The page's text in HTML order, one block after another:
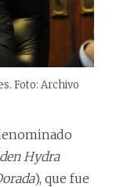
Foto: Archivo
Hydra
), que fue